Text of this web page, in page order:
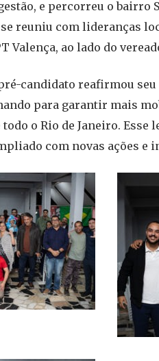
e percorreu o bairro
reuniu com lideranças
Valença, ao lado do
candidato reafirmou
para garantir mais
o Rio de Janeiro.
com novas ações e